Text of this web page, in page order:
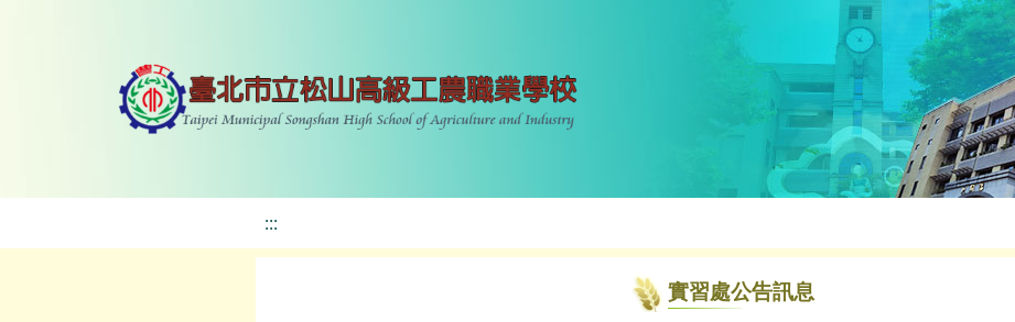
:::
實習處公告訊息